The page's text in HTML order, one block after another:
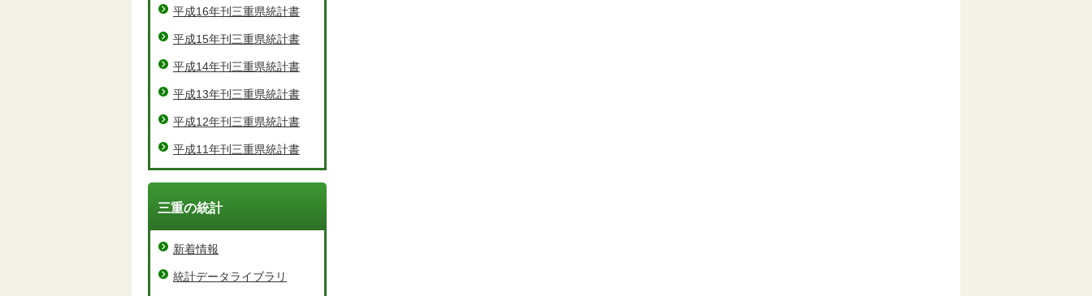
平成16年刊三重県統計書
平成15年刊三重県統計書
平成14年刊三重県統計書
平成13年刊三重県統計書
平成12年刊三重県統計書
平成11年刊三重県統計書
三重の統計
新着情報
統計データライブラリ